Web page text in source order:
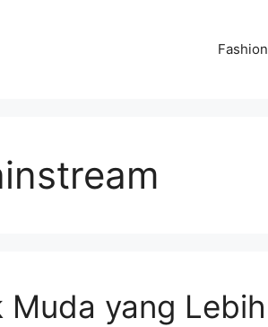
Fashion
Muda yang Lebih